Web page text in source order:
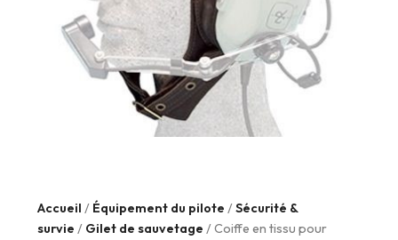
Accueil / Équipement du pilote /Sécurité &
survie / Gilet de sauvetage / Coiffe en tissu pour